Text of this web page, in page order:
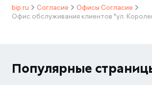
bip.ru Согласие
Офисы Согласие
Офис обслуживания клиентов "ул.
Популярные